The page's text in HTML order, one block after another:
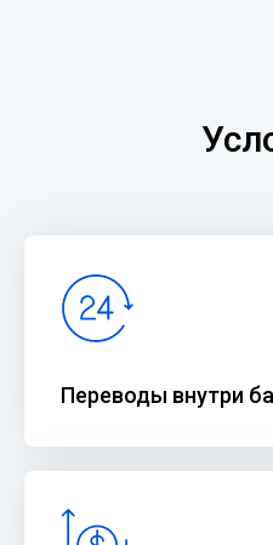
Переводы внутри